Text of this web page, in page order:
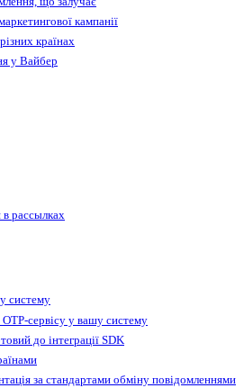
кампанії
країнах
у Вайбер
рассылках
систему
OTP-сервісу у вашу систему
до інтеграції SDK
за стандартами обміну повідомленнями